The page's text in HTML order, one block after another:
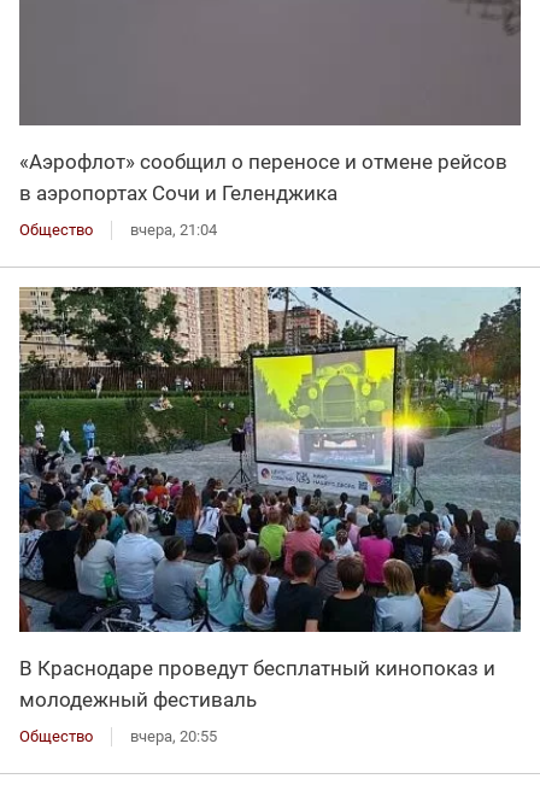
«Аэрофлот» сообщил о переносе и отмене рейсов
в аэропортах Сочи и Геленджика
Общество вчера, 21:04
В Краснодаре проведут бесплатный кинопоказ и
молодежный фестиваль
Общество вчера, 20:55